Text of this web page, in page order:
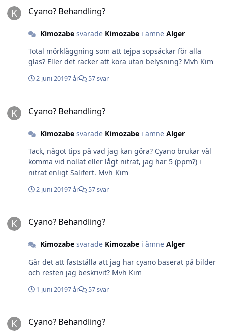
kunna hitta samma färg igen) Tycker dock det ser ut
som ägg på torchen. Kommer plocka loss dom andra
euphylliorna så jag kan inspektera dom noggrant
imorgon. Även köra fler dipp, hur ofta skall jag dippa är
dock frågan, var 3-4 dag? Ä det tänkbart att en
Synchiropus ocellatus kan hjälpa mig att bli av med
@stigigemla Hoppas nu det ”bara” är Euphyllia som står
Mvh Kim
Cyano? Behandling?
Kimozabesvarade Kimozabei ämne Alger
Total mörkläggning som att tejpa sopsäckar för alla
glas? Eller det räcker att köra utan belysning? Mvh Kim
2 juni 20197 år 57 svar
Cyano? Behandling?
Kimozabesvarade Kimozabei ämne Alger
Tack, något tips på vad jag kan göra? Cyano brukar väl
komma vid nollat eller lågt nitrat, jag har 5 (ppm?) i
nitrat enligt Salifert. Mvh Kim
2 juni 20197 år 57 svar
Cyano? Behandling?
Kimozabesvarade Kimozabei ämne Alger
Går det att fastställa att jag har cyano baserat på bilder
och resten jag beskrivit? Mvh Kim
1 juni 20197 år 57 svar
Cyano? Behandling?